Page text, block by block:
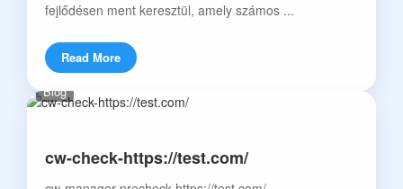
fejlődésen ment keresztül, amely számos ...
Read More
Blog
cw-check-https://test.com/